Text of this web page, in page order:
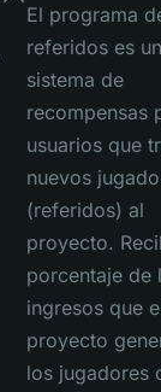
El programa
referidos es un
sistema de
recompensas
usuarios que
nuevos
(referidos) al
proyecto.
porcentaje de
ingresos que
proyecto
los jugadores